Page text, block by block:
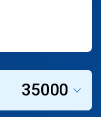
35000